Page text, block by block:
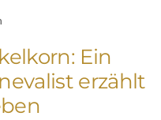
Ein
erzählt